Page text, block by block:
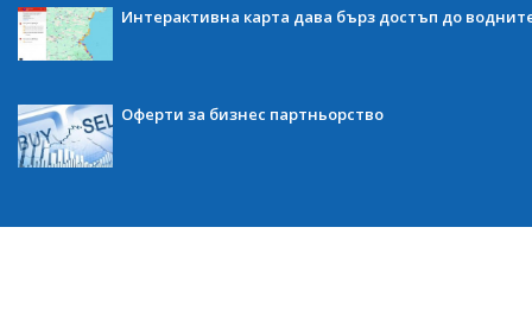
Интерактивна карта дава бърз достъп до
Оферти за бизнес партньорство